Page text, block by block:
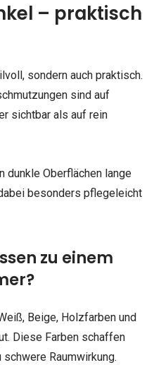
– praktisch
sondern auch praktisch.
sind auf
sichtbar als auf rein
dunkle Oberflächen lange
besonders pflegeleicht
zu einem
Beige, Holzfarben und
Diese Farben schaffen
schwere Raumwirkung.